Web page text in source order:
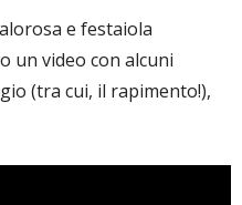
e festaiola
un video con alcuni
(tra cui, il rapimento!),